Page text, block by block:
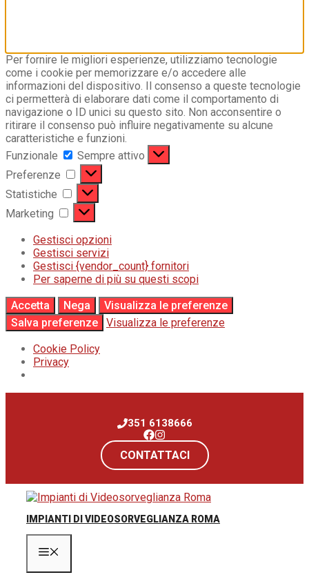
Per fornire le migliori esperienze, utilizziamo tecnologie
come i cookie per memorizzare e/o accedere alle
informazioni del dispositivo. Il consenso a queste tecnologie
ci permetterà di elaborare dati come il comportamento di
navigazione o ID unici su questo sito. Non acconsentire o
ritirare il consenso può influire negativamente su alcune
caratteristiche e funzioni.
Funzionale
Funzionale
Sempre attivo
Preferenze
Preferenze
Statistiche
Statistiche
Marketing
Marketing
Gestisci opzioni
Gestisci servizi
Gestisci {vendor_count} fornitori
Per saperne di più su questi scopi
Accetta
Nega
Visualizza le preferenze
Salva preferenze
Visualizza le preferenze
Cookie Policy
Privacy
351 6138666
CONTATTACI
IMPIANTI DI VIDEOSORVEGLIANZA ROMA